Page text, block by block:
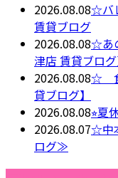
2026.08.08☆バ
賃貸ブログ
2026.08.08☆あ
津店 賃貸ブログ
2026.08.08☆ 食
貸ブログ】
2026.08.08⭐︎夏
2026.08.07☆中
ログ≫